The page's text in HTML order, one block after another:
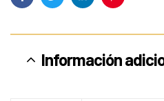
FacebookTwitterLinkedinPinterest
Información